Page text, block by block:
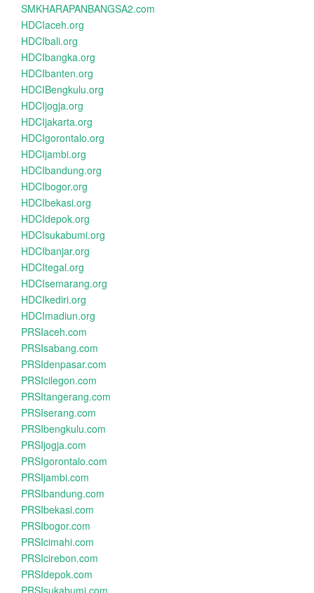
SMKHARAPANBANGSA2.com
HDCIaceh.org
HDCIbali.org
HDCIbangka.org
HDCIbanten.org
HDCIBengkulu.org
HDCIjogja.org
HDCIjakarta.org
HDCIgorontalo.org
HDCIjambi.org
HDCIbandung.org
HDCIbogor.org
HDCIbekasi.org
HDCIdepok.org
HDCIsukabumi.org
HDCIbanjar.org
HDCItegal.org
HDCIsemarang.org
HDCIkediri.org
HDCImadiun.org
PRSIaceh.com
PRSIsabang.com
PRSIdenpasar.com
PRSIcilegon.com
PRSItangerang.com
PRSIserang.com
PRSIbengkulu.com
PRSIjogja.com
PRSIgorontalo.com
PRSIjambi.com
PRSIbandung.com
PRSIbekasi.com
PRSIbogor.com
PRSIcimahi.com
PRSIcirebon.com
PRSIdepok.com
PRSIsukabumi.com